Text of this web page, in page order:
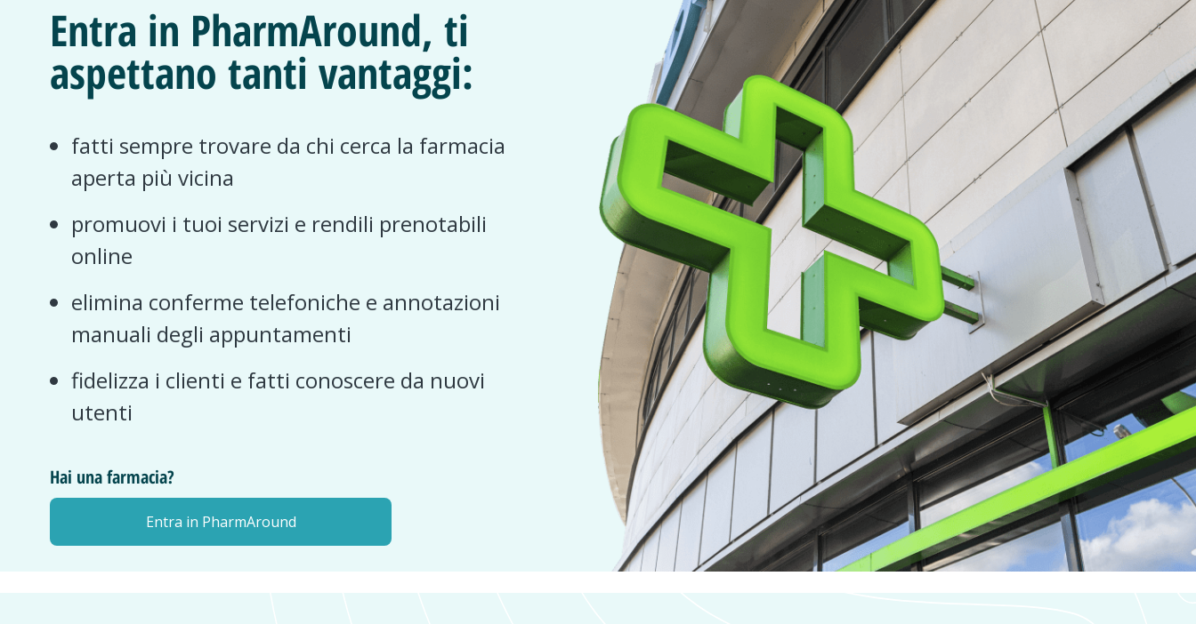
Entra in PharmAround, ti
aspettano tanti vantaggi:
fatti sempre trovare da chi cerca la farmacia
aperta più vicina
promuovi i tuoi servizi e rendili prenotabili
online
elimina conferme telefoniche e annotazioni
manuali degli appuntamenti
fidelizza i clienti e fatti conoscere da nuovi
utenti
Hai una farmacia?
Entra in PharmAround